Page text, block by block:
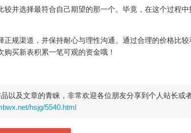
并选择最符合自己期望的那一个。毕竟，在这个过程
规渠道，并保持耐心与理性沟通。通过合理的价格比
买新表积累一笔可观的资金哦！
以及文章的青睐，非常欢迎各位朋友分享到个人站长或
hsjg/5540.html